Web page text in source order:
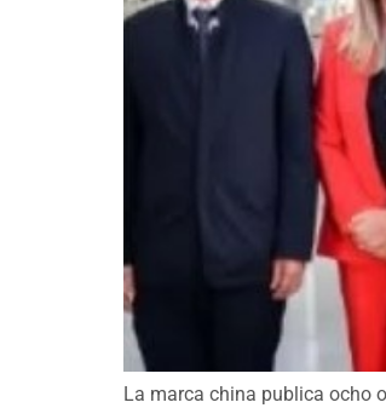
La marca china publica ocho